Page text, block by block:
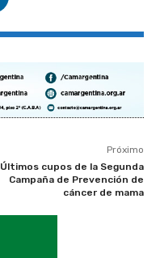
Próximo
Últimos cupos de la Segunda
Campaña de Prevención de
cáncer de mama